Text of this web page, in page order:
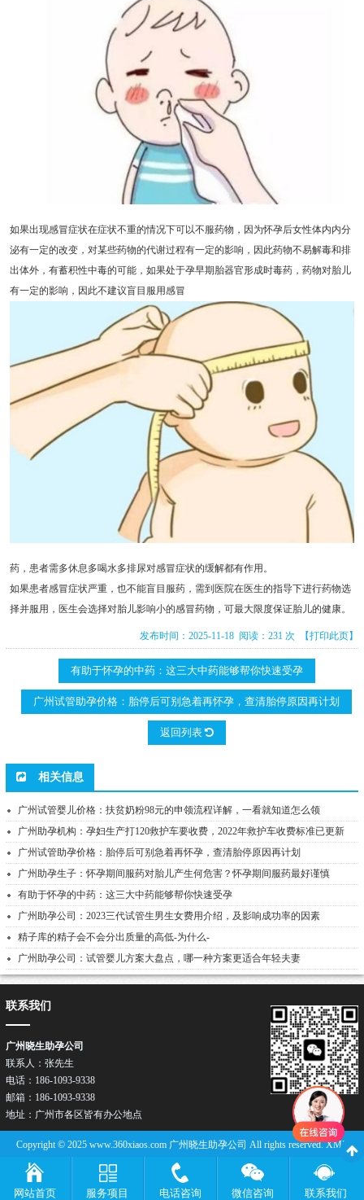
如果出现感冒症状在症状不重的情况下可以不服药物，因为怀孕后女性体内内分
泌有一定的改变，对某些药物的代谢过程有一定的影响，因此药物不易解毒和排
出体外，有蓄积性中毒的可能，如果处于孕早期胎器官形成时毒药，药物对胎儿
有一定的影响，因此不建议盲目服用感冒
药，患者需多休息多喝水多排尿对感冒症状的缓解都有作用。
如果患者感冒症状严重，也不能盲目服药，需到医院在医生的指导下进行药物选
择并服用，医生会选择对胎儿影响小的感冒药物，可最大限度保证胎儿的健康。
发布时间：2025-11-18 阅读：231 次 【打印此页】
有助于怀孕的中药：这三大中药能够帮你快速受孕
广州试管助孕价格：胎停后可别急着再怀孕，查清胎停原因再计划
返回列表
相关信息
广州试管婴儿价格：扶贫奶粉98元的申领流程详解，一看就知道怎么领
广州助孕机构：孕妇生产打120救护车要收费，2022年救护车收费标准已更新
广州试管助孕价格：胎停后可别急着再怀孕，查清胎停原因再计划
广州助孕生子：怀孕期间服药对胎儿产生何危害？怀孕期间服药最好谨慎
有助于怀孕的中药：这三大中药能够帮你快速受孕
广州助孕公司：2023三代试管生男生女费用介绍，及影响成功率的因素
精子库的精子会不会分出质量的高低-为什么-
广州助孕公司：试管婴儿方案大盘点，哪一种方案更适合年轻夫妻
关注我们
联系我们
广州晓生助孕公司
联系人：张先生
电话：186-1093-9338
邮箱：186-1093-9338
地址：广州市各区皆有办公地点
Copyright © 2025 www.360xiaos.com 广州晓生助孕公司 All rights reserved.XML
网站首页 服务项目 电话咨询 微信咨询 联系我们